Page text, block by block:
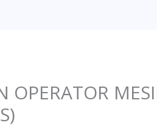
OPERATOR